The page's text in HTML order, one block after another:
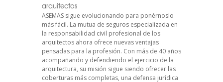
arquitectos
ASEMAS sigue evolucionando para ponérnoslo
más fácil. La mutua de seguros especializada en
la responsabilidad civil profesional de los
arquitectos ahora ofrece nuevas ventajas
pensadas para la profesión. Con más de 40 años
acompañando y defendiendo el ejercicio de la
arquitectura, su misión sigue siendo ofrecer las
coberturas más completas, una defensa jurídica